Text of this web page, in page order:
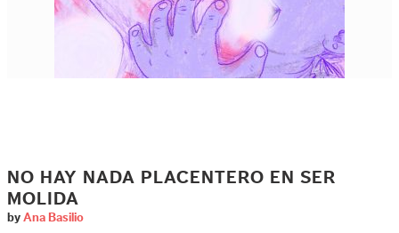
NO HAY NADA PLACENTERO EN SER
MOLIDA
by Ana Basilio